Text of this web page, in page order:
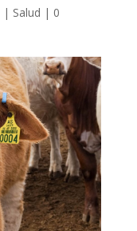
| Salud | 0